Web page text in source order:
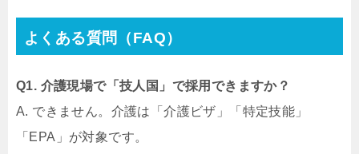
よくある質問（FAQ）
Q1. 介護現場で「技人国」で採用できますか？
A. できません。介護は「介護ビザ」「特定技能」
「EPA」が対象です。